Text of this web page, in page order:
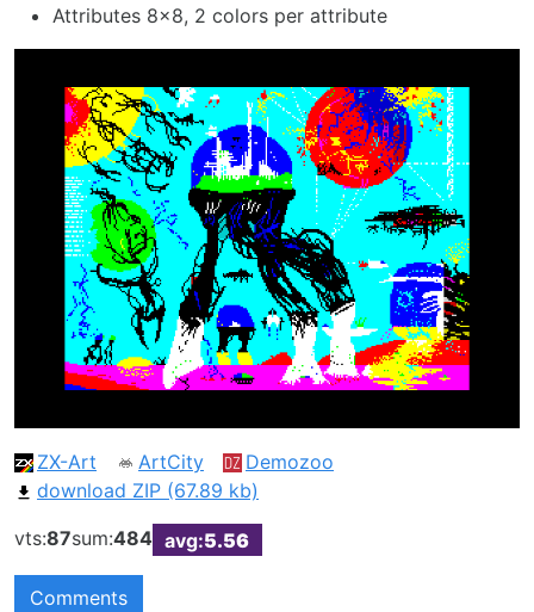
Attributes 8x8, 2 colors per attribute
ZX-Art ArtCity
Demozoo
download ZIP (67.89 kb)
vts:87sum:484 avg:5.56
Comments